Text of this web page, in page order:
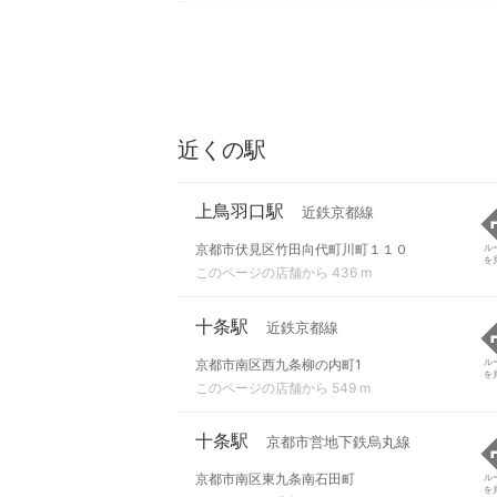
近くの駅
上鳥羽口駅 近鉄京都線
京都市伏見区竹田向代町川町１１０
このページの店舗から 436 m
ル
を
十条駅 近鉄京都線
京都市南区西九条柳の内町1
このページの店舗から 549 m
ル
を
十条駅 京都市営地下鉄烏丸線
京都市南区東九条南石田町
ル
を